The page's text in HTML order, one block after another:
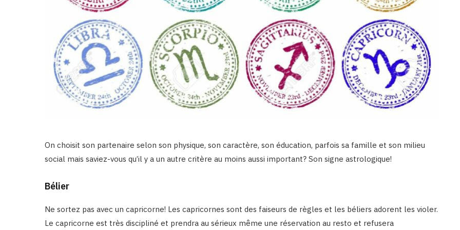
On choisit son partenaire selon son physique, son caractère, son éducation, parfois sa famille et son milieu
social mais saviez-vous qu’il y a un autre critère au moins aussi important? Son signe astrologique!
Bélier
Ne sortez pas avec un capricorne! Les capricornes sont des faiseurs de règles et les béliers adorent les violer.
Le capricorne est très discipliné et prendra au sérieux même une réservation au resto et refusera